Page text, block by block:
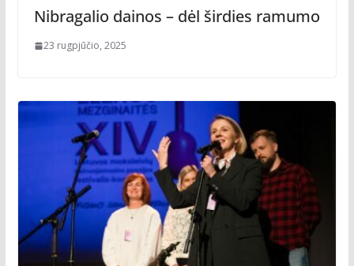
Nibragalio dainos – dėl širdies ramumo
23 rugpjūčio, 2025